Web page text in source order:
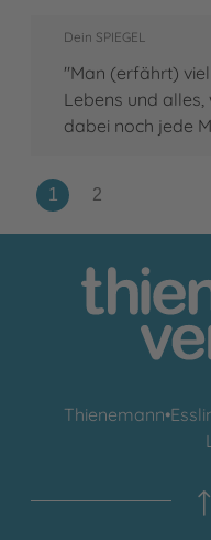
Dein SPIEGEL
"Man (erfährt)
Lebens und
dabei noch jede
Thienemann•